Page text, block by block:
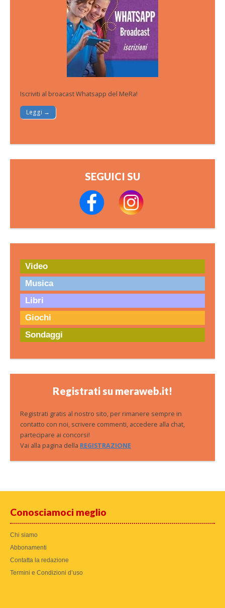
Iscriviti al broacast Whatsapp del MeRa!
Leggi →
SEGUICI SU
Video
Musica
Libri
Giochi
Sondaggi
Registrati su meraweb.it!
Registrati gratis al nostro sito, per rimanere sempre in
contatto con noi, scrivere commenti, accedere alla chat,
partecipare ai concorsi!
Vai alla pagina della REGISTRAZIONE
Conosciamoci meglio
Chi siamo
Abbonamenti
Contatta la redazione
Termini e Condizioni d’uso